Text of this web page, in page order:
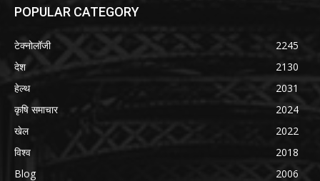
POPULAR CATEGORY
टेक्नोलॉजी
2245
देश
2130
हेल्थ
2031
कृषि समाचार
2024
खेल
2022
विश्व
2018
Blog
2006